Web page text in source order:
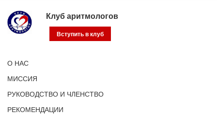
Клуб аритмологов
Вступить в клуб
О НАС
МИССИЯ
РУКОВОДСТВО И ЧЛЕНСТВО
РЕКОМЕНДАЦИИ